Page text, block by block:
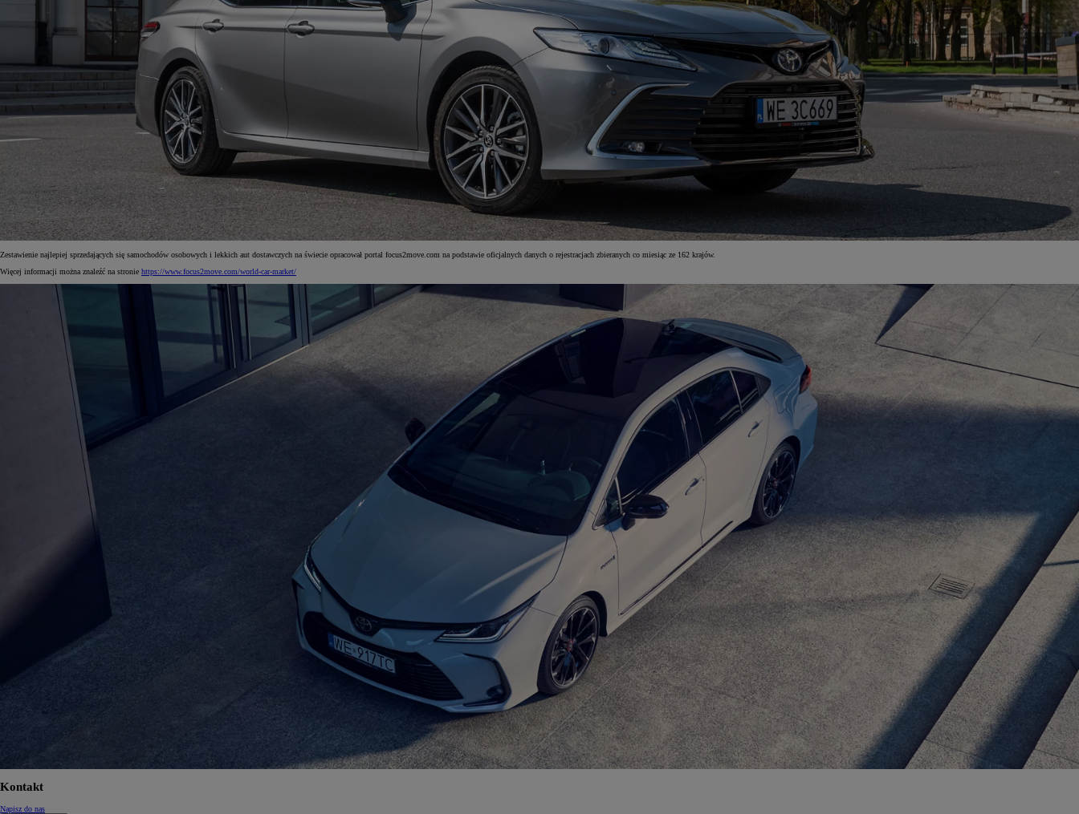
Zestawienie najlepiej sprzedających się samochodów osobowych i lekkich aut dostawczych na świecie opracował portal focus2move.com na podstawie oficjalnych danych o rejestracjach zbieranych co miesiąc ze 162 krajów.
Więcej informacji można znaleźć na stronie https://www.focus2move.com/world-car-market/
Kontakt
Napisz do nas